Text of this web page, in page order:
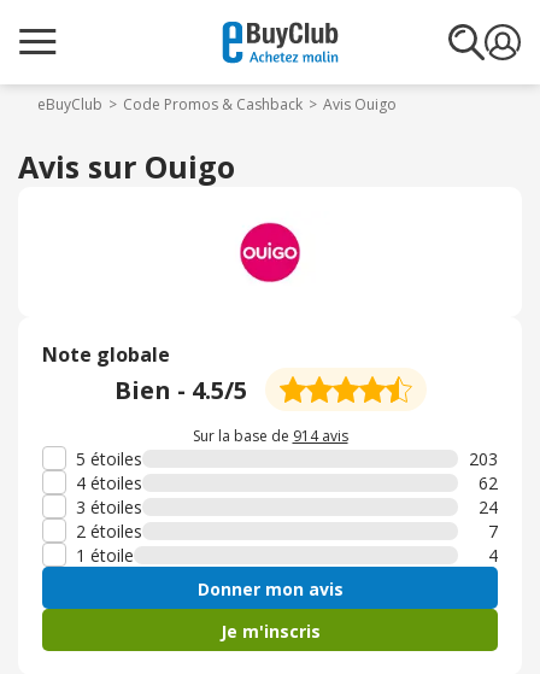
eBuyClub Code Promos & Cashback Avis Ouigo
Avis sur Ouigo
Note globale
Bien - 4.5/5
Sur la base de 914 avis
5 étoiles
203
4 étoiles
62
3 étoiles
24
2 étoiles
7
1 étoile
4
Donner mon avis
Je m'inscris